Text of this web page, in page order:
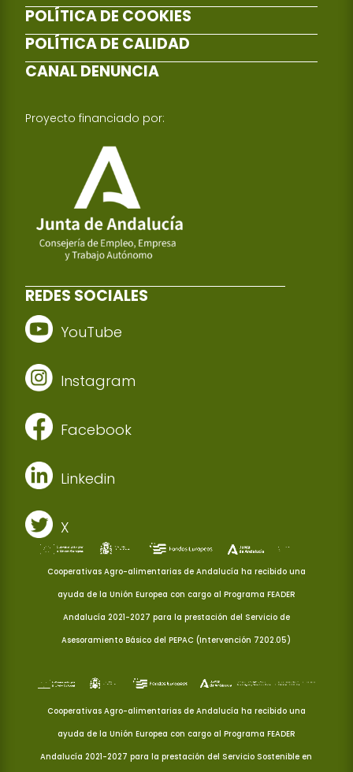
POLÍTICA DE COOKIES
POLÍTICA DE CALIDAD
CANAL DENUNCIA
Proyecto financiado por:
REDES SOCIALES
YouTube
Instagram
Facebook
Linkedin
X
Cooperativas Agro-alimentarias de Andalucía ha recibido una
ayuda de la Unión Europea con cargo al Programa FEADER
Andalucía 2021-2027 para la prestación del Servicio de
Asesoramiento Básico del PEPAC (Intervención 7202.05)
Cooperativas Agro-alimentarias de Andalucía ha recibido una
ayuda de la Unión Europea con cargo al Programa FEADER
Andalucía 2021-2027 para la prestación del Servicio Sostenible en